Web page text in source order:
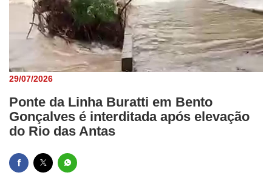
29/07/2026
Ponte da Linha Buratti em Bento
Gonçalves é interditada após elevação
do Rio das Antas